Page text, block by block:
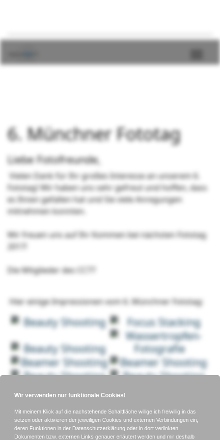
6. Münchner Fototag
Liebe Fotofreunde,
Vielen Dank für Ihr großes Interesse an unserem 6.
Fototag! Wir haben uns sehr gefreut und hoffen, dass
es Ihnen gefallen hat und Sie viele Anregungen
mitnehmen konnten.
Wir freuen uns auf Ihr Kommen bei nächsten Fototag
2017!
Die Mitglieder des CC77
Hier einige Impressionen vom 6. Münchner Fototag: